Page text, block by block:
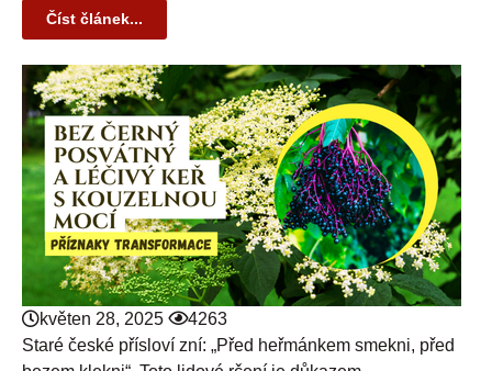
Číst článek...
květen 28, 2025
4263
Staré české přísloví zní: „Před heřmánkem smekni, před